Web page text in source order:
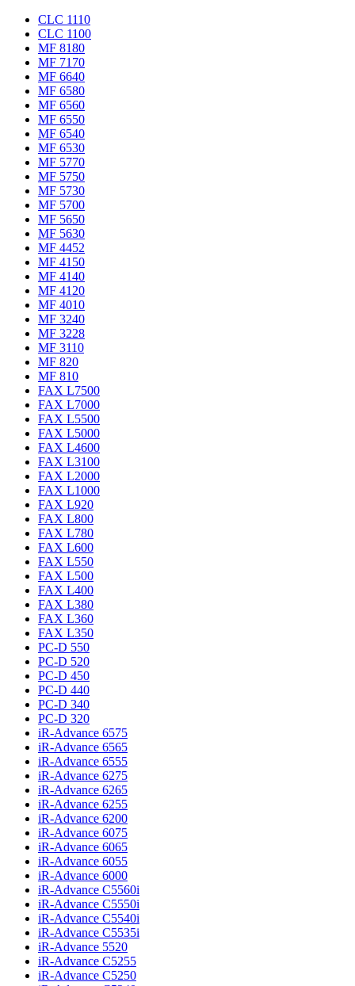
CLC 1110
CLC 1100
MF 8180
MF 7170
MF 6640
MF 6580
MF 6560
MF 6550
MF 6540
MF 6530
MF 5770
MF 5750
MF 5730
MF 5700
MF 5650
MF 5630
MF 4452
MF 4150
MF 4140
MF 4120
MF 4010
MF 3240
MF 3228
MF 3110
MF 820
MF 810
FAX L7500
FAX L7000
FAX L5500
FAX L5000
FAX L4600
FAX L3100
FAX L2000
FAX L1000
FAX L920
FAX L800
FAX L780
FAX L600
FAX L550
FAX L500
FAX L400
FAX L380
FAX L360
FAX L350
PC-D 550
PC-D 520
PC-D 450
PC-D 440
PC-D 340
PC-D 320
iR-Advance 6575
iR-Advance 6565
iR-Advance 6555
iR-Advance 6275
iR-Advance 6265
iR-Advance 6255
iR-Advance 6200
iR-Advance 6075
iR-Advance 6065
iR-Advance 6055
iR-Advance 6000
iR-Advance C5560i
iR-Advance C5550i
iR-Advance C5540i
iR-Advance C5535i
iR-Advance 5520
iR-Advance C5255
iR-Advance C5250